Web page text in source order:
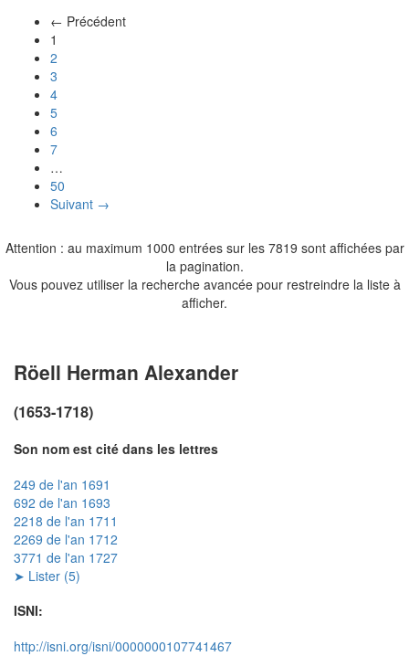
← Précédent
1
2
3
4
5
6
7
…
50
Suivant →
Attention : au maximum 1000 entrées sur les 7819 sont affichées par
la pagination.
Vous pouvez utiliser la recherche avancée pour restreindre la liste à
afficher.
Röell Herman Alexander
(1653-1718)
Son nom est cité dans les lettres
249 de l'an 1691
692 de l'an 1693
2218 de l'an 1711
2269 de l'an 1712
3771 de l'an 1727
➤ Lister (5)
ISNI:
http://isni.org/isni/0000000107741467